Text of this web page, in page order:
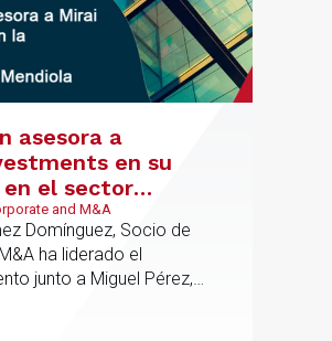
asesora a
en su
el sector
con la
de la
and M&A
Domínguez, Socio de
ha liderado el
junto a Miguel Pérez,